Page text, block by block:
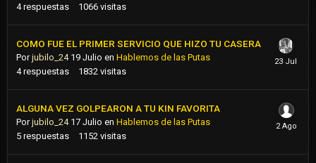
4 respuestas 1066 visitas
COMO FUE EL PRIMER SERVICIO QUE HIZO TU CASERA
Porjubilo_24 19 Julio en Hablemos de las Putas
4 respuestas 1832 visitas
ALGUNA VEZ GOLPEARON A TU KIN FAVORITA
Porjubilo_24 17 Julio en Hablemos de las Putas
5 respuestas 1152 visitas